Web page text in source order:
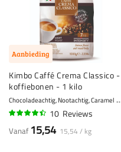
Aanbieding
Kimbo Caffé Crema Classico -
koffiebonen - 1 kilo
Chocoladeachtig, Nootachtig, Caramel
10 Reviews
Vanaf 15,54 15,54 / kg